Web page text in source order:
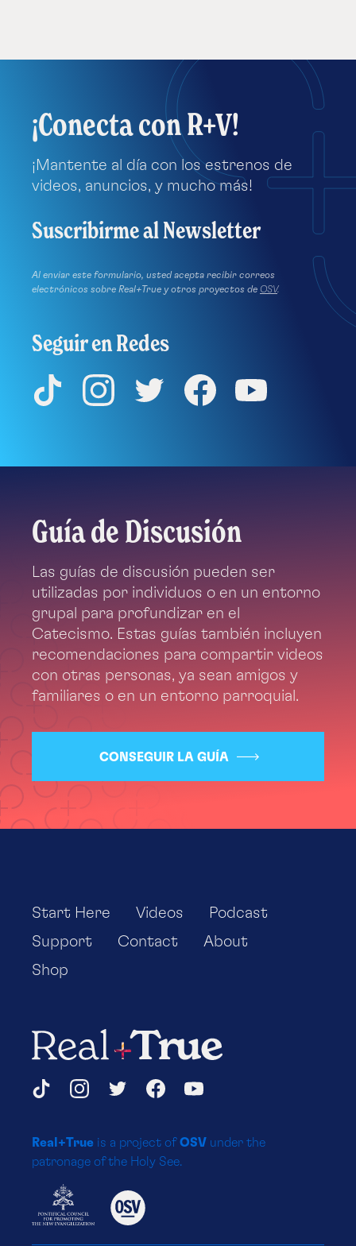
¡Conecta con R+V!
¡Mantente al día con los estrenos de
videos, anuncios, y mucho más!
Suscribirme al Newsletter
Al enviar este formulario, usted acepta recibir correos
electrónicos sobre Real+True y otros proyectos de OSV.
Seguir en Redes
TikTokInstagramTwitterFacebookYouTube
Guía de Discusión
Las guías de discusión pueden ser
utilizadas por individuos o en un entorno
grupal para profundizar en el
Catecismo. Estas guías también incluyen
recomendaciones para compartir videos
con otras personas, ya sean amigos y
familiares o en un entorno parroquial.
CONSEGUIR LA GUÍA
Real+True
Start Here Videos
Podcast
Support
Contact
About
Shop
Social
Media
Platforms
TikTokInstagramTwitterFacebookYouTube
Real+True is a project ofOSV under the
patronage of the Holy See.